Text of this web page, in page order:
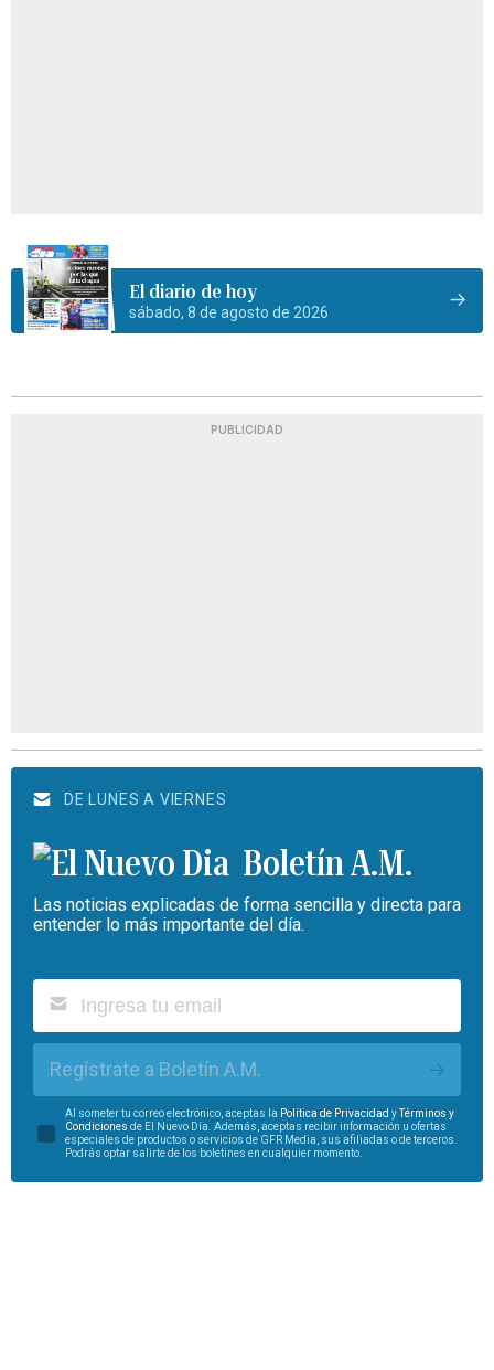
El diario de hoy
sábado, 8 de agosto de 2026
PUBLICIDAD
DE LUNES A VIERNES
Boletín A.M.
Las noticias explicadas de forma sencilla y directa para
entender lo más importante del día.
Regístrate a Boletín A.M.
Al someter tu correo electrónico, aceptas la Política de Privacidad yTérminos y
Condiciones de El Nuevo Día. Además, aceptas recibir información u ofertas
especiales de productos o servicios de GFR Media, sus afiliadas o de terceros.
Podrás optar salirte de los boletines en cualquier momento.